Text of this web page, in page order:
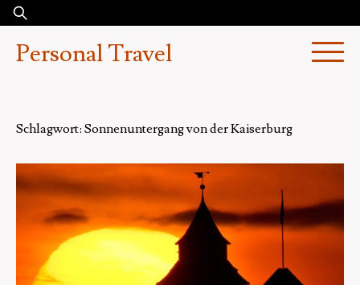
Skip
content
Suchen
Personal Travel
Schlagwort: Sonnenuntergang von der Kaiserburg